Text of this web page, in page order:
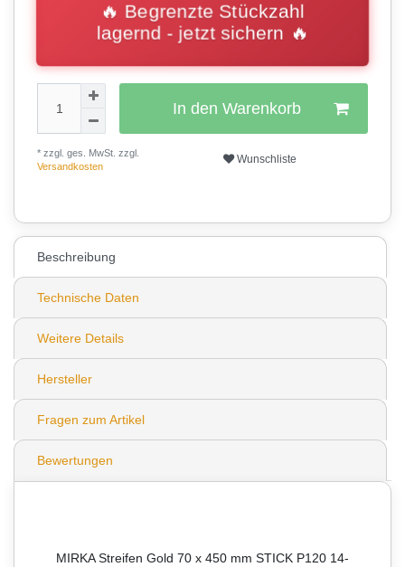
🔥 Begrenzte Stückzahl
lagernd - jetzt sichern 🔥
In den Warenkorb
* zzgl. ges. MwSt. zzgl.
Versandkosten
Wunschliste
Beschreibung
Technische Daten
Weitere Details
Hersteller
Fragen zum Artikel
Bewertungen
MIRKA Streifen Gold 70 x 450 mm STICK P120 14-